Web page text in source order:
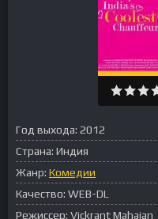
Год выхода: 2012
Страна: Индия
Жанр: Комедии
Качество: WEB-DL
Режиссер: Vickrant Mahajan